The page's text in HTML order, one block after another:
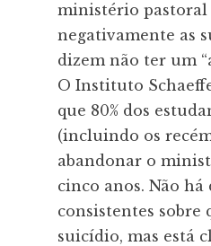
ministério pastoral
negativamente as
dizem não ter um
O Instituto
que 80% dos
(incluindo os
abandonar o
cinco anos. Não há
consistentes sobre
suicídio, mas está